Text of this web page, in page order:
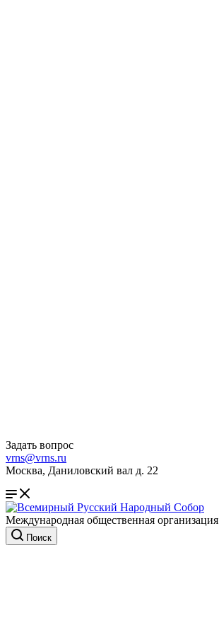
Задать вопрос
vrns@vrns.ru
Москва, Даниловский вал д. 22
Международная общественная организация
Поиск